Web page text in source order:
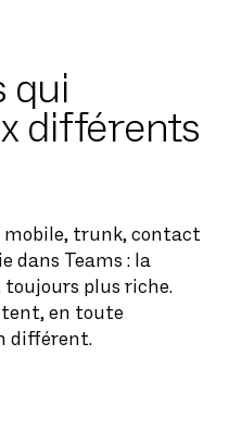
qui
différents
mobile, trunk, contact
dans Teams : la
toujours plus riche.
en toute
différent.